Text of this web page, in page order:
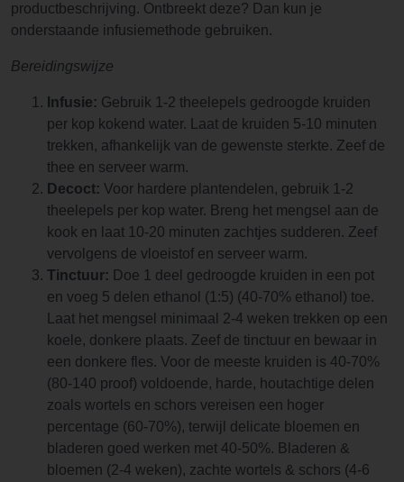
productbeschrijving. Ontbreekt deze? Dan kun je
onderstaande infusiemethode gebruiken.
Bereidingswijze
Infusie: Gebruik 1-2 theelepels gedroogde kruiden
per kop kokend water. Laat de kruiden 5-10 minuten
trekken, afhankelijk van de gewenste sterkte. Zeef de
thee en serveer warm.
Decoct: Voor hardere plantendelen, gebruik 1-2
theelepels per kop water. Breng het mengsel aan de
kook en laat 10-20 minuten zachtjes sudderen. Zeef
vervolgens de vloeistof en serveer warm.
Tinctuur: Doe 1 deel gedroogde kruiden in een pot
en voeg 5 delen ethanol (1:5) (40-70% ethanol) toe.
Laat het mengsel minimaal 2-4 weken trekken op een
koele, donkere plaats. Zeef de tinctuur en bewaar in
een donkere fles. Voor de meeste kruiden is 40-70%
(80-140 proof) voldoende, harde, houtachtige delen
zoals wortels en schors vereisen een hoger
percentage (60-70%), terwijl delicate bloemen en
bladeren goed werken met 40-50%. Bladeren &
bloemen (2-4 weken), zachte wortels & schors (4-6